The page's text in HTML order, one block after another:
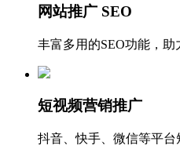
网站推广 SEO
丰富多用的SEO功能，
短视频营销推广
抖音、快手、微信等平台